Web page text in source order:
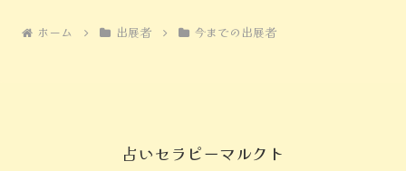
ホーム 出展者 今までの出展者
占いセラピーマルクト